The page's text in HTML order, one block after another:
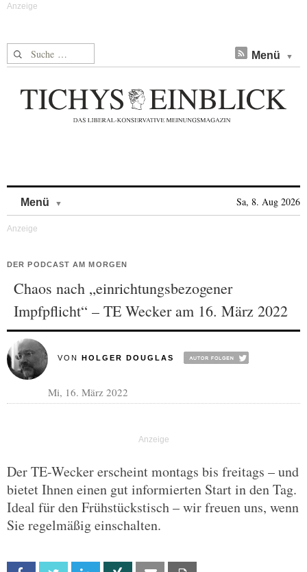
Suche nach: Menü
Menü Sa, 8. Aug 2026
DER PODCAST AM MORGEN
Chaos nach „einrichtungsbezogener
Impfpflicht“ – TE Wecker am 16. März 2022
VON HOLGER DOUGLAS
Mi, 16. März 2022
Der TE-Wecker erscheint montags bis freitags – und
bietet Ihnen einen gut informierten Start in den Tag.
Ideal für den Frühstückstisch – wir freuen uns, wenn
Sie regelmäßig einschalten.